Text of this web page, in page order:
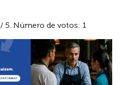
/ 5. Número de votos: 1